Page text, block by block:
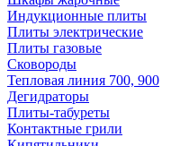
Индукционные плиты
Плиты электрические
Плиты газовые
Сковороды
Тепловая линия 700, 900
Дегидраторы
Плиты-табуреты
Контактные грили